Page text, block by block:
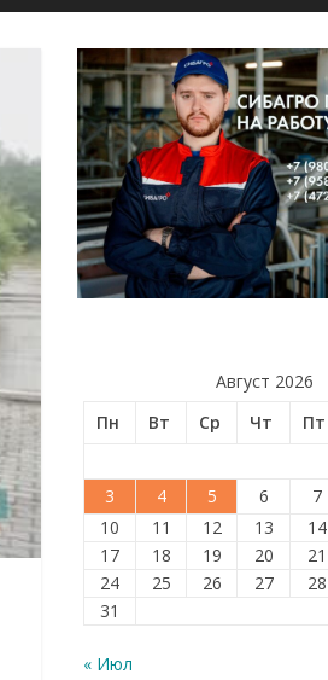
Август 2026
Пн
Вт Ср Чт Пт
3
4 5 6 7
10
11 12 13 14
17
18 19 20 21
24
25 26 27 28
31
« Июл